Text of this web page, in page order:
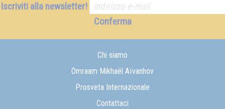
Iscriviti alla newsletter!
Conferma
Chi siamo
Omraam Mikhaël Aïvanhov
Prosveta Internazionale
Contattaci